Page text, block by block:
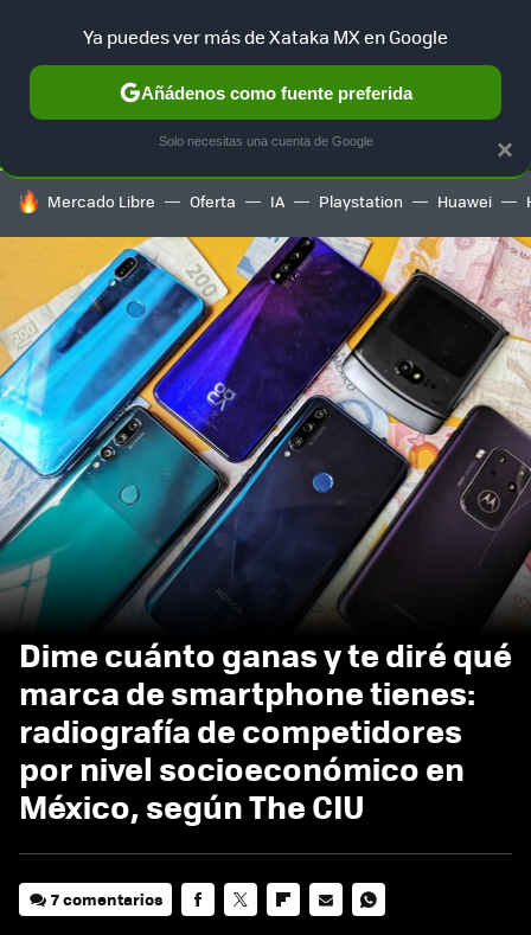
SELECCIÓN GAMING HOME AUTO TERRITORIO
HOY SE HABLA DE
Mercado Libre Oferta IA Playstation Huawei
Dime cuánto ganas y te diré qué
marca de smartphone tienes:
radiografía de competidores
por nivel socioeconómico en
México, según The CIU
7 comentarios
×
Ya puedes ver más de Xataka MX en Google
Añádenos como fuente preferida
Solo necesitas una cuenta de Google